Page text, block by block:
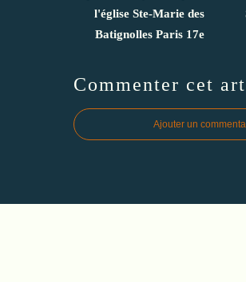
l'église Ste-Marie des
Batignolles Paris 17e
Commenter cet
Ajouter un